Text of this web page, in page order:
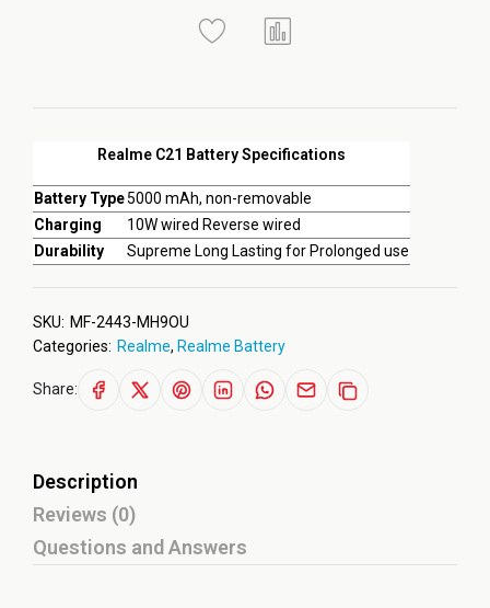
Realme C21 Battery Specifications
Battery Type5000 mAh, non-removable
Charging
10W wired Reverse wired
Durability
Supreme Long Lasting for Prolonged use
SKU: MF-2443-MH9OU
Categories: Realme, Realme Battery
Share:
Description
Reviews (0)
Questions and Answers